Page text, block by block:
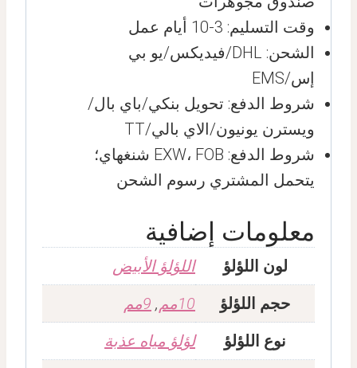
وقت التسليم: 3-10 أيام عمل
الشحن: DHL/فيديكس/يو بي
إس/EMS
شروط الدفع: تحويل بنكي/باي بال/
ويسترن يونيون/الاي بالي/TT
شروط الدفع: EXW، FOB شنغهاي؛
يتحمل المشتري رسوم الشحن
معلومات إضافية
لون اللؤلؤ
اللؤلؤ الأبيض
حجم اللؤلؤ
10مم , 9مم
نوع اللؤلؤ
لؤلؤ مياه عذبة